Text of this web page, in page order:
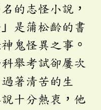
的志怪小說，
是蒲松齡的書
鬼怪異之事。
舉考試卻屢次
著清苦的生
十分熱衷，他